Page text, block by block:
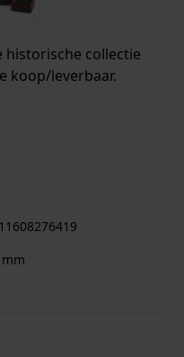
collectie
koop/leverbaar.